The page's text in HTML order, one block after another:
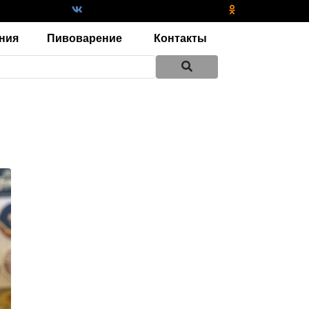
Пивоварение Контакты